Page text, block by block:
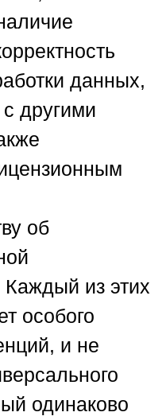
данных,
другими
об
Каждый из этих
особого
и не
одинаково